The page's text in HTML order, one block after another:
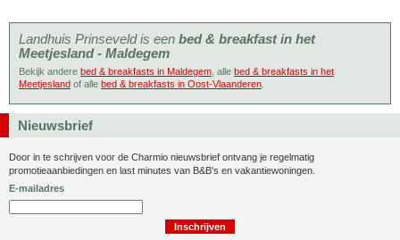
Landhuis Prinseveld is een bed & breakfast in het
Meetjesland - Maldegem
Bekijk andere bed & breakfasts in Maldegem , alle bed & breakfasts in het
Meetjesland of alle bed & breakfasts in Oost-Vlaanderen
Nieuwsbrief
Door in te schrijven voor de Charmio nieuwsbrief ontvang je regelmatig
promotieaanbiedingen en last minutes van B&B's en vakantiewoningen.
E-mailadres